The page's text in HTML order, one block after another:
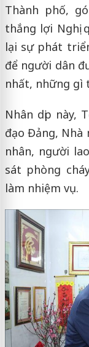
Thành phố,
thắng lợi Nghị
lại sự phát
để người dân
nhất, những gì
Nhân dịp này,
đạo Đảng,
nhân, người
sát phòng
làm nhiệm vụ.